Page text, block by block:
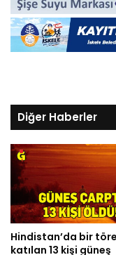
Diğer Haberler
Hindistan’da bir
katılan 13 kişi güneş